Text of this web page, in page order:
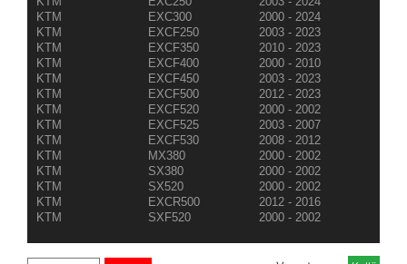
KTM
EXC300
2000 - 2024
KTM
EXCF250
2003 - 2023
KTM
EXCF350
2010 - 2023
KTM
EXCF400
2000 - 2010
KTM
EXCF450
2003 - 2023
KTM
EXCF500
2012 - 2023
KTM
EXCF520
2000 - 2002
KTM
EXCF525
2003 - 2007
KTM
EXCF530
2008 - 2012
KTM
MX380
2000 - 2002
KTM
SX380
2000 - 2002
KTM
SX520
2000 - 2002
KTM
EXCR500
2012 - 2016
KTM
SXF520 2000 - 2002